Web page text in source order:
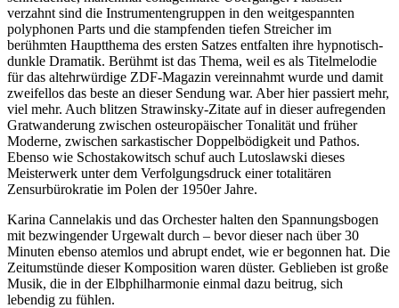
verzahnt sind die Instrumentengruppen in den weitgespannten
polyphonen Parts und die stampfenden tiefen Streicher im
berühmten Hauptthema des ersten Satzes entfalten ihre hypnotisch-
dunkle Dramatik. Berühmt ist das Thema, weil es als Titelmelodie
für das altehrwürdige ZDF-Magazin vereinnahmt wurde und damit
zweifellos das beste an dieser Sendung war. Aber hier passiert mehr,
viel mehr. Auch blitzen Strawinsky-Zitate auf in dieser aufregenden
Gratwanderung zwischen osteuropäischer Tonalität und früher
Moderne, zwischen sarkastischer Doppelbödigkeit und Pathos.
Ebenso wie Schostakowitsch schuf auch Lutoslawski dieses
Meisterwerk unter dem Verfolgungsdruck einer totalitären
Zensurbürokratie im Polen der 1950er Jahre.
Karina Cannelakis und das Orchester halten den Spannungsbogen
mit bezwingender Urgewalt durch – bevor dieser nach über 30
Minuten ebenso atemlos und abrupt endet, wie er begonnen hat. Die
Zeitumstünde dieser Komposition waren düster. Geblieben ist große
Musik, die in der Elbphilharmonie einmal dazu beitrug, sich
lebendig zu fühlen.